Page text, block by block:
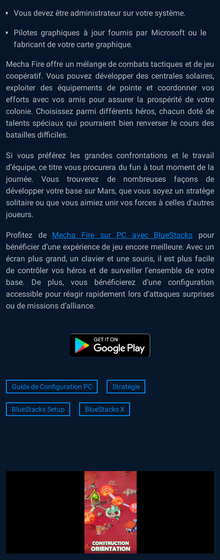
Vous devez être administrateur sur votre système.
Pilotes graphiques à jour fournis par Microsoft ou le
fabricant de votre carte graphique.
Mecha Fire offre un mélange de combats tactiques et de jeu
coopératif. Vous pouvez développer des centrales solaires,
exploiter des équipements de pointe et coordonner vos
efforts avec vos amis pour assurer la prospérité de votre
colonie. Choisissez parmi différents héros, chacun doté de
talents spéciaux qui pourraient bien renverser le cours des
batailles difficiles.
Si vous préférez les grandes confrontations et le travail
d’équipe, ce titre vous procurera du fun à tout moment de la
journée. Vous trouverez de nombreuses façons de
développer votre base sur Mars, que vous soyez un stratège
solitaire ou que vous aimiez unir vos forces à celles d’autres
joueurs.
Profitez de Mecha Fire sur PC avec BlueStacks pour
bénéficier d’une expérience de jeu encore meilleure. Avec un
écran plus grand, un clavier et une souris, il est plus facile
de contrôler vos héros et de surveiller l’ensemble de votre
base. De plus, vous bénéficierez d’une configuration
accessible pour réagir rapidement lors d’attaques surprises
ou de missions d’alliance.
Guide de Configuration PC Stratégie
BlueStacks Setup BlueStacks X